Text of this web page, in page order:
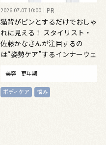
2026.07.07 10:00 PR
猫背がピンとするだけでおしゃ
れに見える！ スタイリスト・
佐藤かなさんが注目するの
は“姿勢ケア”するインナーウェ
美容 更年期
ボディケア 悩み